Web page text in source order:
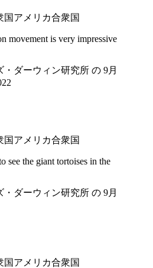
アメリカ合衆国
movement is very impressive
ダーウィン研究所 の 9月
アメリカ合衆国
see the giant tortoises in the
ダーウィン研究所 の 9月
アメリカ合衆国